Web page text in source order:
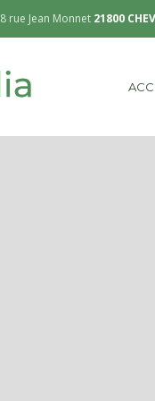
8 rue Jean Monnet 21800